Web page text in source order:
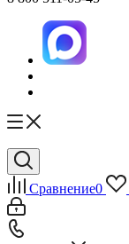
Сравнение0